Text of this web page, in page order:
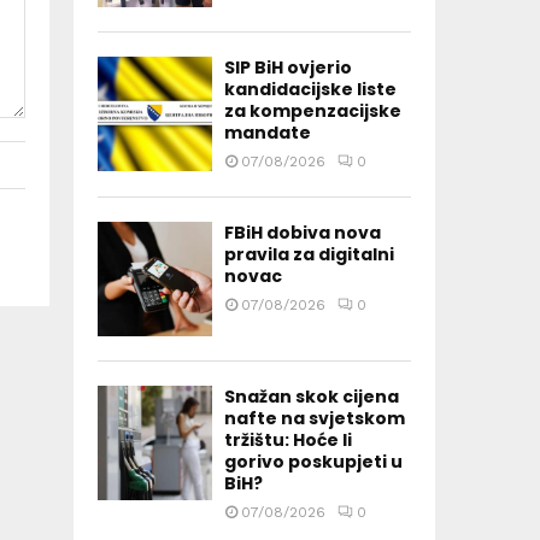
SIP BiH ovjerio
kandidacijske liste
za kompenzacijske
mandate
07/08/2026 0
FBiH dobiva nova
pravila za digitalni
novac
07/08/2026 0
Snažan skok cijena
nafte na svjetskom
tržištu: Hoće li
gorivo poskupjeti u
BiH?
07/08/2026 0